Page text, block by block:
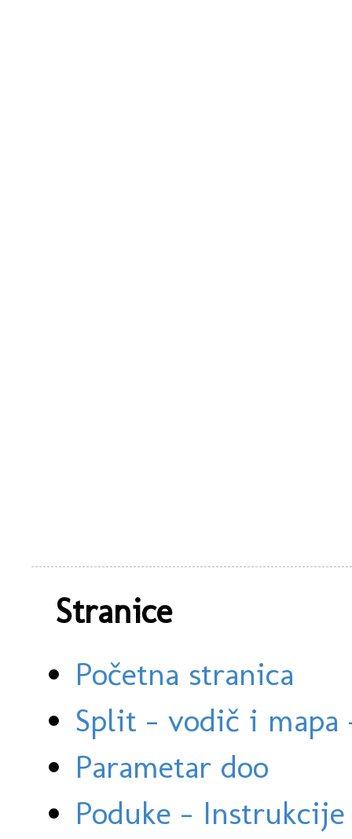
Stranice
Početna stranica
Split - vodič i
Parametar doo
Poduke -